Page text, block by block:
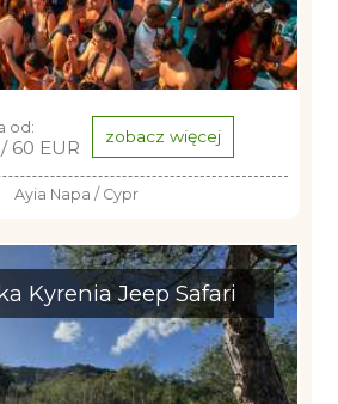
od:
/ 60 EUR zobacz więcej
Ayia Napa / Cypr
Kyrenia Jeep Safari